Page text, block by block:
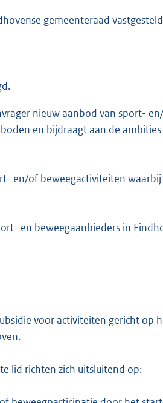
gemeenteraad
nieuw aanbod van sport-
en bijdraagt aan de
en/of beweegactiviteiten
en beweegaanbieders in
voor activiteiten gericht op
lid richten zich uitsluitend op: